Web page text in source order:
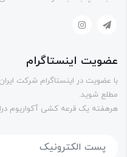
اینستاگرام
در اینستاگرام شرکت ایران
شوید.
یک قرعه کشی آکواریوم